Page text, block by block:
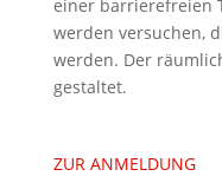
einer barrierefreien
werden versuchen,
werden. Der
gestaltet.
ZUR ANMELDUNG